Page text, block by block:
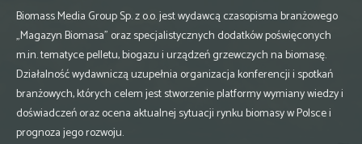
Biomass Media Group Sp. z o.o. jest wydawcą czasopisma branżowego
„Magazyn Biomasa” oraz specjalistycznych dodatków poświęconych
m.in. tematyce pelletu, biogazu i urządzeń grzewczych na biomasę.
Działalność wydawniczą uzupełnia organizacja konferencji i spotkań
branżowych, których celem jest stworzenie platformy wymiany wiedzy i
doświadczeń oraz ocena aktualnej sytuacji rynku biomasy w Polsce i
prognoza jego rozwoju.